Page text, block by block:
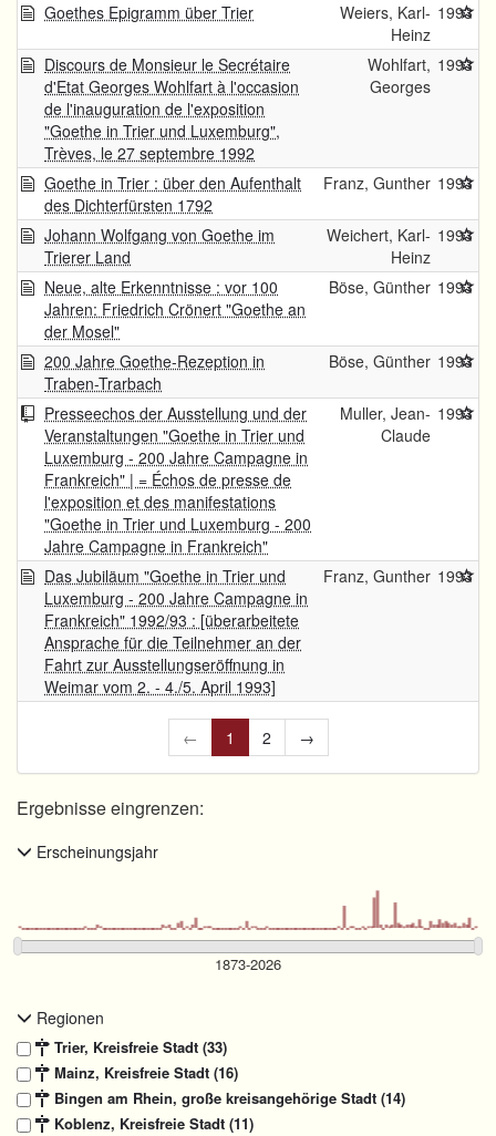
Goethes Epigramm über Trier
Weiers, Karl-
Heinz
1993
Discours de Monsieur le Secrétaire
d'Etat Georges Wohlfart à l'occasion
de l'inauguration de l'exposition
"Goethe in Trier und Luxemburg",
Trèves, le 27 septembre 1992
Wohlfart,
Georges
1993
Goethe in Trier : über den Aufenthalt
des Dichterfürsten 1792
Franz, Gunther 1993
Johann Wolfgang von Goethe im
Trierer Land
Weichert, Karl-
Heinz
1993
Neue, alte Erkenntnisse : vor 100
Jahren: Friedrich Crönert "Goethe an
der Mosel"
Böse, Günther 1993
200 Jahre Goethe-Rezeption in
Traben-Trarbach
Böse, Günther 1993
Presseechos der Ausstellung und der
Veranstaltungen "Goethe in Trier und
Luxemburg - 200 Jahre Campagne in
Frankreich" | = Échos de presse de
l'exposition et des manifestations
"Goethe in Trier und Luxemburg - 200
Jahre Campagne in Frankreich"
Muller, Jean-
Claude
1993
Das Jubiläum "Goethe in Trier und
Luxemburg - 200 Jahre Campagne in
Frankreich" 1992/93 : [überarbeitete
Ansprache für die Teilnehmer an der
Fahrt zur Ausstellungseröffnung in
Weimar vom 2. - 4./5. April 1993]
Franz, Gunther 1993
← 1 2 →
Ergebnisse eingrenzen:
Erscheinungsjahr
Regionen
Trier, Kreisfreie Stadt (33)
Mainz, Kreisfreie Stadt (16)
Bingen am Rhein, große kreisangehörige Stadt (14)
Koblenz, Kreisfreie Stadt (11)